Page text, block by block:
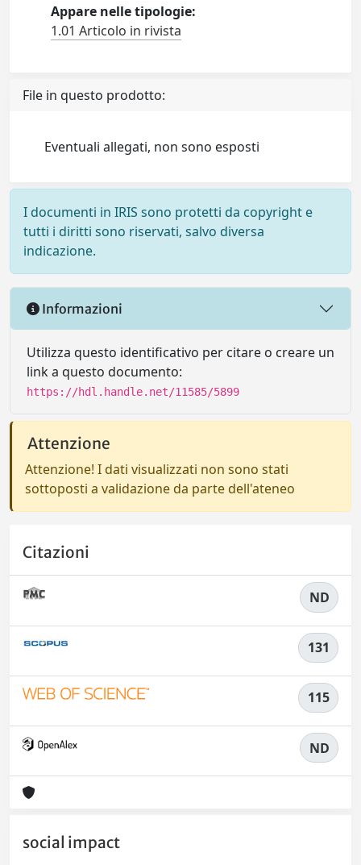
Appare nelle tipologie:
1.01 Articolo in rivista
File in questo prodotto:
Eventuali allegati, non sono esposti
I documenti in IRIS sono protetti da copyright e
tutti i diritti sono riservati, salvo diversa
indicazione.
Informazioni
Utilizza questo identificativo per citare o creare un
link a questo documento:
https://hdl.handle.net/11585/5899
Attenzione
Attenzione! I dati visualizzati non sono stati
sottoposti a validazione da parte dell'ateneo
Citazioni
ND
131
115
ND
social impact